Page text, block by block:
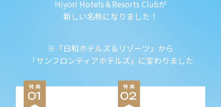
Hiyori Hotels＆Resorts Clubが
新しい名称になりました！
※「日和ホテルズ＆リゾーツ」から
「サンフロンティアホテルズ」に変わりました